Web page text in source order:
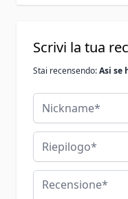
Scrivi la tua
Stai recensendo:Asi se
Nickname
Riepilogo
Recensione